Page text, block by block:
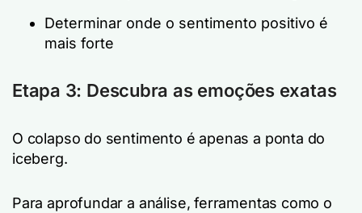
Determinar onde o sentimento positivo é
mais forte
Etapa 3: Descubra as emoções exatas
O colapso do sentimento é apenas a ponta do
iceberg.
Para aprofundar a análise, ferramentas como o